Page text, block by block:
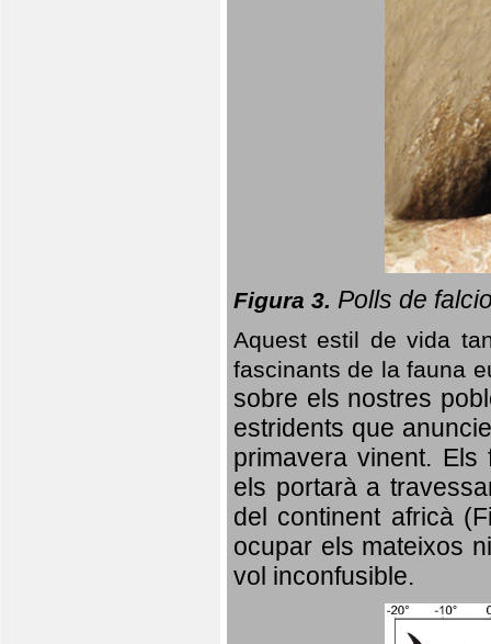
Figura 3. Polls de
Aquest estil de vida
fascinants de la fauna
sobre els nostres
estridents que
primavera vinent. Els
els portarà a
del continent africà
ocupar els mateixos
vol inconfusible.